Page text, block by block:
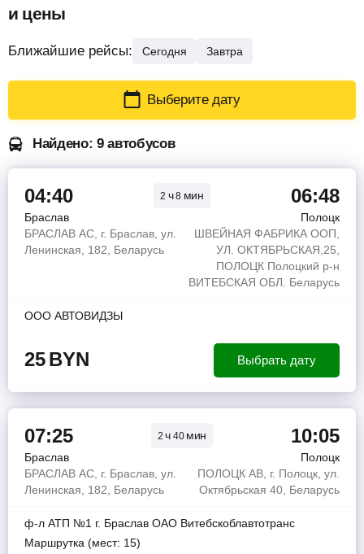
и цены
Ближайшие рейсы: Сегодня Завтра
Выберите дату
Найдено: 9 автобусов
04:40 2 ч8 мин 06:48
Браслав
Полоцк
БРАСЛАВ АС, г. Браслав, ул.
Ленинская, 182, Беларусь
ШВЕЙНАЯ ФАБРИКА ООП,
УЛ. ОКТЯБРЬСКАЯ,25,
ПОЛОЦК Полоцкий р-н
ВИТЕБСКАЯ ОБЛ. Беларусь
ООО АВТОВИДЗЫ
25BYN Выбрать дату
07:25 2ч 40 мин 10:05
Браслав
Полоцк
БРАСЛАВ АС, г. Браслав, ул.
Ленинская, 182, Беларусь
ПОЛОЦК АВ, г. Полоцк, ул.
Октябрьская 40, Беларусь
ф-л АТП №1 г. Браслав ОАО Витебскоблавтотранс
Маршрутка (мест: 15)